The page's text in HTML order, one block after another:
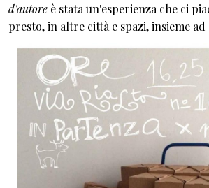
d'autore è stata un'esperienza che ci
presto, in altre città e spazi, insieme